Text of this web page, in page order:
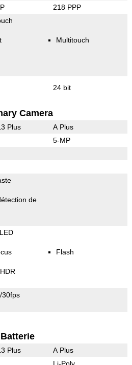
218 PPP
Multitouch
24 bit
Camera
Plus A Plus
5-MP
de
Flash
30fps
Batterie
Plus A Plus